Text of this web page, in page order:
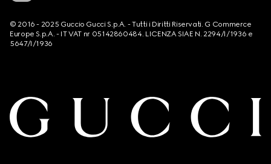
© 2016 - 2025 Guccio Gucci S.p.A. - Tutti i Diritti Riservati. G Commerce
Europe S.p.A. - IT VAT nr 05142860484. LICENZA SIAE N. 2294/I/1936 e
5647/I/1936